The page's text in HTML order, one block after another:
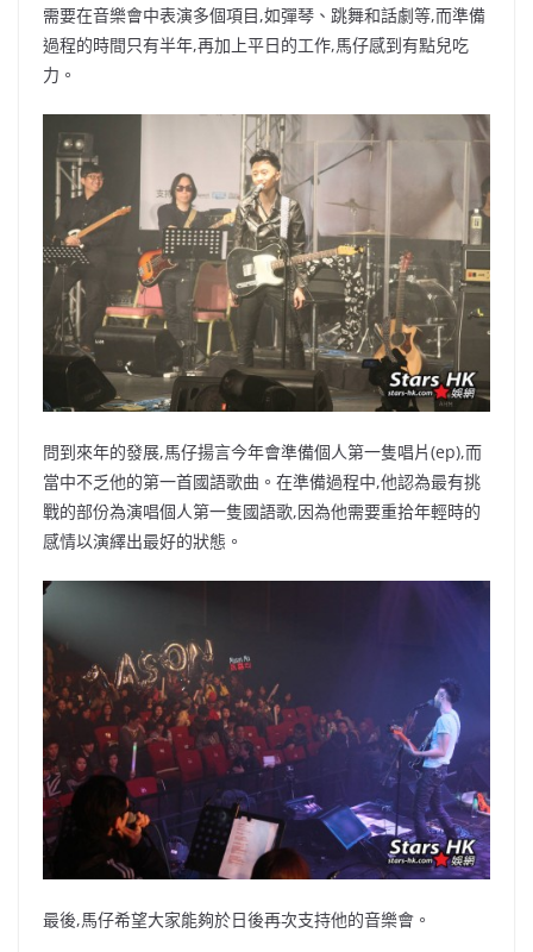
需要在音樂會中表演多個項目,如彈琴、跳舞和話劇等,而準備
過程的時間只有半年,再加上平日的工作,馬仔感到有點兒吃
力。
問到來年的發展,馬仔揚言今年會準備個人第一隻唱片(ep),而
當中不乏他的第一首國語歌曲。在準備過程中,他認為最有挑
戰的部份為演唱個人第一隻國語歌,因為他需要重拾年輕時的
感情以演繹出最好的狀態。
最後,馬仔希望大家能夠於日後再次支持他的音樂會。